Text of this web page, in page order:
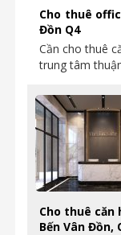
Cho thuê
Đồn Q4
Cần cho thuê
trung tâm
Cho thuê
Bến Vân Đồn,